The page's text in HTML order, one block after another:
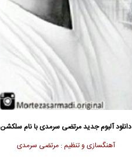
دانلود آلبوم جدیدمرتضی سرمدیبا نام سلکشن
آهنگسازی و تنظیم : مرتضی سرمدی